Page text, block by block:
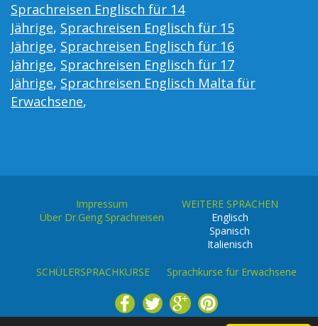
Sprachreisen Englisch für 14
Jährige, Sprachreisen Englisch für 15
Jährige, Sprachreisen Englisch für 16
Jährige, Sprachreisen Englisch für 17
Jährige, Sprachreisen Englisch Malta für
Erwachsene,
Impressum
Über Dr.Geng Sprachreisen
WEITERE SPRACHEN
Englisch
Spanisch
Italienisch
SCHÜLERSPRACHKURSE Sprachkurse für Erwachsene